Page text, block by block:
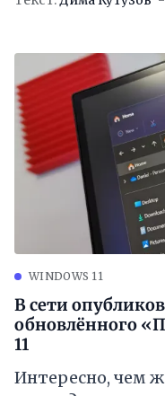
WINDOWS 11
В сети
обновлённого
11
Интересно, чем